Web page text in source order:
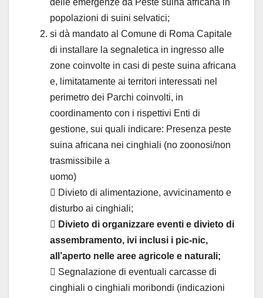
delle emergenze da Peste suina africana in
popolazioni di suini selvatici;
si dà mandato al Comune di Roma Capitale
di installare la segnaletica in ingresso alle
zone coinvolte in casi di peste suina africana
e, limitatamente ai territori interessati nel
perimetro dei Parchi coinvolti, in
coordinamento con i rispettivi Enti di
gestione, sui quali indicare: Presenza peste
suina africana nei cinghiali (no zoonosi/non
trasmissibile a
uomo)
 Divieto di alimentazione, avvicinamento e
disturbo ai cinghiali;
 Divieto di organizzare eventi e divieto di
assembramento, ivi inclusi i pic-nic,
all’aperto nelle aree agricole e naturali;
 Segnalazione di eventuali carcasse di
cinghiali o cinghiali moribondi (indicazioni